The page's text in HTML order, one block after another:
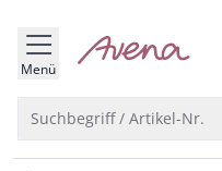
springen
springen
springen
Menü zur Startseite
Suchbegriff / Artikel-Nr.